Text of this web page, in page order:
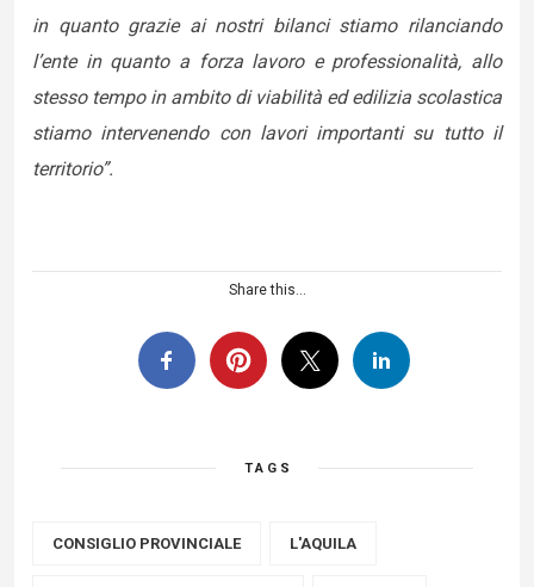
in quanto grazie ai nostri bilanci stiamo rilanciando
l’ente in quanto a forza lavoro e professionalità, allo
stesso tempo in ambito di viabilità ed edilizia scolastica
stiamo intervenendo con lavori importanti su tutto il
territorio”.
Share this...
TAGS
CONSIGLIO PROVINCIALE L'AQUILA